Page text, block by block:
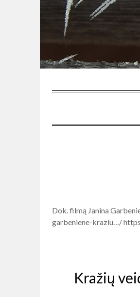
Dok. filmą Janina
garbeniene-kraziu…/
Kražių